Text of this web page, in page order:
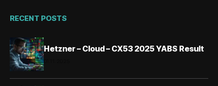
RECENT POSTS
Hetzner – Cloud – CX53 2025 YABS Result